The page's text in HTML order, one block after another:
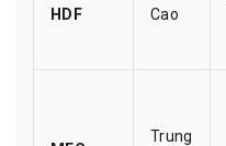
HDF Cao
Trung